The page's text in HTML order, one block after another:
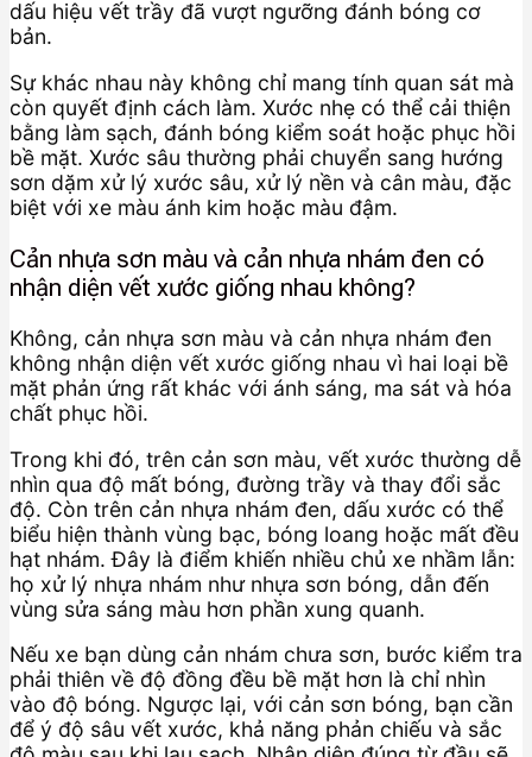
dấu hiệu vết trầy đã vượt ngưỡng đánh bóng cơ
bản.
Sự khác nhau này không chỉ mang tính quan sát mà
còn quyết định cách làm. Xước nhẹ có thể cải thiện
bằng làm sạch, đánh bóng kiểm soát hoặc phục hồi
bề mặt. Xước sâu thường phải chuyển sang hướng
sơn dặm xử lý xước sâu, xử lý nền và cân màu, đặc
biệt với xe màu ánh kim hoặc màu đậm.
Cản nhựa sơn màu và cản nhựa nhám đen có
nhận diện vết xước giống nhau không?
Không, cản nhựa sơn màu và cản nhựa nhám đen
không nhận diện vết xước giống nhau vì hai loại bề
mặt phản ứng rất khác với ánh sáng, ma sát và hóa
chất phục hồi.
Trong khi đó, trên cản sơn màu, vết xước thường dễ
nhìn qua độ mất bóng, đường trầy và thay đổi sắc
độ. Còn trên cản nhựa nhám đen, dấu xước có thể
biểu hiện thành vùng bạc, bóng loang hoặc mất đều
hạt nhám. Đây là điểm khiến nhiều chủ xe nhầm lẫn:
họ xử lý nhựa nhám như nhựa sơn bóng, dẫn đến
vùng sửa sáng màu hơn phần xung quanh.
Nếu xe bạn dùng cản nhám chưa sơn, bước kiểm tra
phải thiên về độ đồng đều bề mặt hơn là chỉ nhìn
vào độ bóng. Ngược lại, với cản sơn bóng, bạn cần
để ý độ sâu vết xước, khả năng phản chiếu và sắc